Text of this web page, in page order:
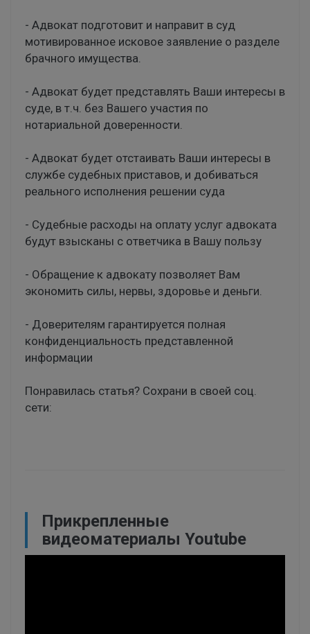
- Адвокат подготовит и направит в суд
мотивированное исковое заявление о разделе
брачного имущества.
- Адвокат будет представлять Ваши интересы в
суде, в т.ч. без Вашего участия по
нотариальной доверенности.
- Адвокат будет отстаивать Ваши интересы в
службе судебных приставов, и добиваться
реального исполнения решении суда
- Судебные расходы на оплату услуг адвоката
будут взысканы с ответчика в Вашу пользу
- Обращение к адвокату позволяет Вам
экономить силы, нервы, здоровье и деньги.
- Доверителям гарантируется полная
конфиденциальность представленной
информации
Понравилась статья? Сохрани в своей соц.
сети:
Прикрепленные
видеоматериалы Youtube